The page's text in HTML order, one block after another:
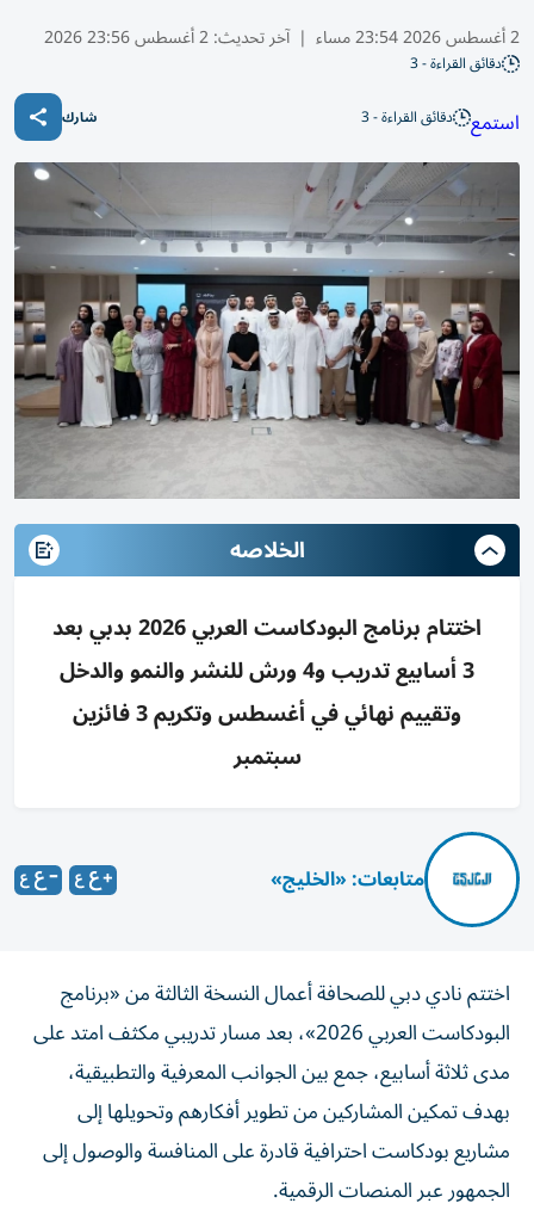
2 أغسطس 2026 23:54 مساء | آخر تحديث:2 أغسطس 23:56 2026
دقائق القراءة - 3
استمع دقائق القراءة - 3 شارك
الخلاصه
اختتام برنامج البودكاست العربي 2026 بدبي بعد
3 أسابيع تدريب و4 ورش للنشر والنمو والدخل
وتقييم نهائي في أغسطس وتكريم 3 فائزين
سبتمبر
متابعات: «الخليج»
اختتم نادي دبي للصحافة أعمال النسخة الثالثة من «برنامج
البودكاست العربي 2026»، بعد مسار تدريبي مكثف امتد على
مدى ثلاثة أسابيع، جمع بين الجوانب المعرفية والتطبيقية،
بهدف تمكين المشاركين من تطوير أفكارهم وتحويلها إلى
مشاريع بودكاست احترافية قادرة على المنافسة والوصول إلى
الجمهور عبر المنصات الرقمية.